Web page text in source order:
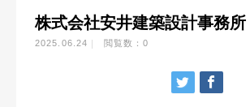
株式会社安井建築設計事務所
2025.06.24 閲覧数：0